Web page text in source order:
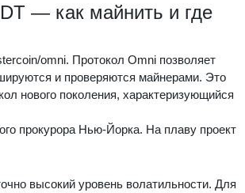
— как майнить и где
omni. Протокол Omni позволяет
и проверяются майнерами. Это
нового поколения, характеризующийся
прокурора Нью-Йорка. На плаву проект
высокий уровень волатильности. Для